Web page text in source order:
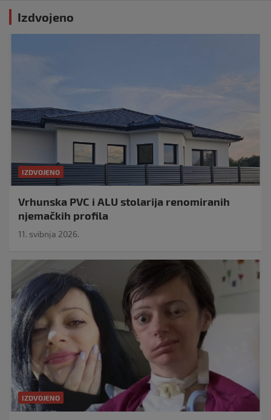
Izdvojeno
IZDVOJENO
Vrhunska PVC i ALU stolarija renomiranih
njemačkih profila
11. svibnja 2026.
IZDVOJENO